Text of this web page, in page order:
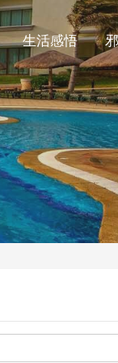
生活感悟